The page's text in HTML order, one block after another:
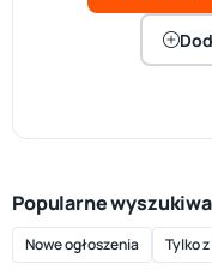
Popularne
Nowe ogłoszenia Tylko